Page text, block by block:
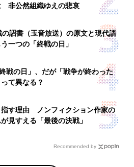
非公然組織ゆえの悲哀
詔書（玉音放送）の原文と現代語
一つの「終戦の日」
戦の日」、だが「戦争が終わった
て異なる？
指す理由 ノンフィクション作家の
見すえる「最後の決戦」
Recommended by